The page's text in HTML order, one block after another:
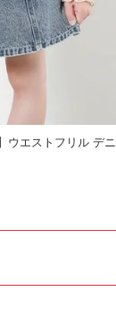
ウエストフリル デニ